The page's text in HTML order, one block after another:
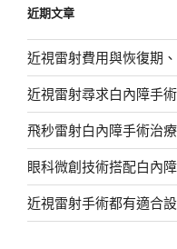
字:
近期文章
近視雷射費用與恢復期
近視雷射尋求白內障手
飛秒雷射白內障手術治
眼科微創技術搭配白內
近視雷射手術都有適合